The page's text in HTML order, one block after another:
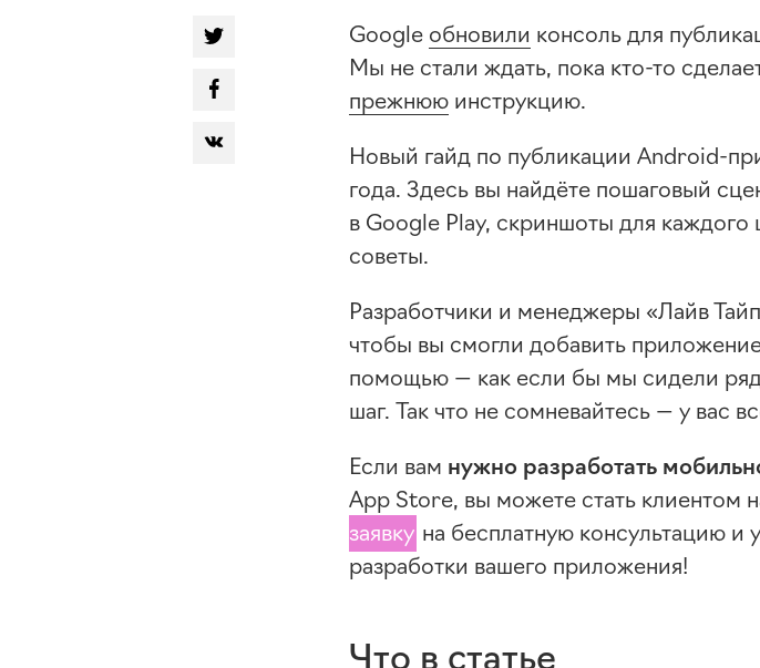
Google обновили консоль для
Мы не стали ждать, пока кто-то
прежнюю инструкцию.
Новый гайд по публикации Android-
года. Здесь вы найдёте пошаговый
в Google Play, скриншоты для
советы.
Разработчики и менеджеры «Лайв
чтобы вы смогли добавить
помощью — как если бы мы сидели
шаг. Так что не сомневайтесь — у вас
Если вам нужно разработать
App Store, вы можете стать клиентом
заявку на бесплатную консультацию и
разработки вашего приложения!
Что в статье